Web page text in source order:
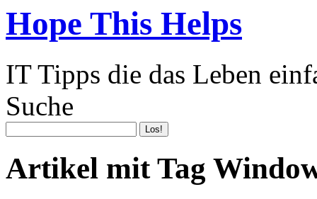
Hope This Helps
IT Tipps die das Leben
Suche
Artikel mit Tag